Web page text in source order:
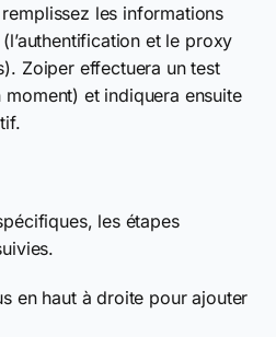
les informations
et le proxy
Zoiper effectuera un test
et indiquera ensuite
les étapes
en haut à droite pour ajouter